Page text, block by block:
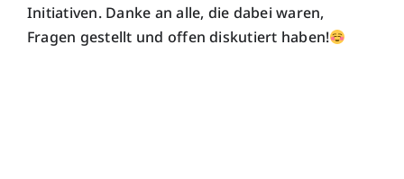
Initiativen. Danke an alle, die dabei waren,
Fragen gestellt und offen diskutiert haben!